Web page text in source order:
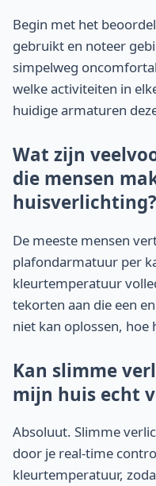
Begin met het
gebruikt en noteer
simpelweg
welke activiteiten in
huidige armaturen
Wat zijn
die mensen
huisverlichting?
De meeste mensen
plafondarmatuur per
kleurtemperatuur
tekorten aan die een
niet kan oplossen, hoe
Kan slimme
mijn huis echt
Absoluut. Slimme
door je real-time
kleurtemperatuur,